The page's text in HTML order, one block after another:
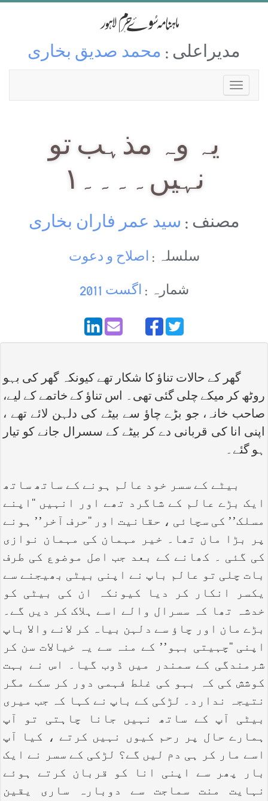
مدیراعلی : محمد صدیق بخاری
یہ وہ مذہب تو
نہیں۔۔۔۔۱
مصنف : سید عمر فاران بخاری
سلسلہ : اصلاح و دعوت
شمارہ : اگست 2011
گھر کے حالات تناؤ کا شکار تھے کیونکہ گھر کی بہو
روٹھ کر میکے چلی گئی تھی۔ اس تناؤ کے خاتمے کے لیے،
صاحب خانہ، جو بڑے چاؤ سے بیٹے کی دلہن لائے تھے ،
اپنی انا کی قربانی دے کر بیٹے کے سسرال جانے کو تیار
ہو گئے۔
بیٹے کے سسر خود عالم ہونے کے ساتھ ساتھ
ایک بڑے عالم کے شاگرد تھے اور انہیں ‘‘اپنے
مسلک’’ کی سچائی ، حقانیت اور ‘‘حرف آخر’’ ہونے
پر بڑا مان تھا۔ خیر مہمان کی مہمان نوازی
کی گئی ۔ کھانے کے بعد جب اصل موضوع کی طرف
بات چلی تو عالم باپ نے اپنی بیٹی بھیجنے سے
یکسر انکار کر دیا کیونکہ ان کی بیٹی کو
خدشہ تھا کہ سسرال والے اسے ہلاک کر دیں گے۔
بڑے مان اور چاؤ سے دلہن بیاہ کر لانے والا باپ
اپنی ‘‘چہیتی بہو’’ کے منہ سے یہ خیالات سن کر
شرمندگی کے سمندر میں ڈوب گیا۔ اس نے بہت
کوشش کی کہ بہو کی غلط فہمی دور کر سکے مگر
نتیجہ ندارد۔ لڑکی کے باپ نے کہا کہ جب میری
بیٹی آپ کے ساتھ نہیں جانا چاہتی تو آپ
ہمارے حال پر رحم کیوں نہیں کرتے ، کیا آپ
اسے مار کر ہی دم لیں گے؟ لڑکی کے سسر نے ایک
بار پھر سے اپنی انا کو قربان کرتے ہوئے
نہایت منت سماجت سے دوبارہ ساری یقین